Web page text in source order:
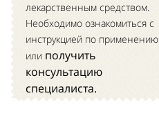
лекарственным средством.
Необходимо ознакомиться с
инструкцией по применению
или получить
консультацию
специалиста.